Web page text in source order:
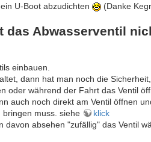
U-Boot abzudichten
(Danke
das Abwasserventil
einbauen.
dann hat man noch die
oder während der Fahrt das Ventil
auch noch direkt am Ventil öffnen
bringen muss. siehe
klick
davon absehen "zufällig" das Ventil